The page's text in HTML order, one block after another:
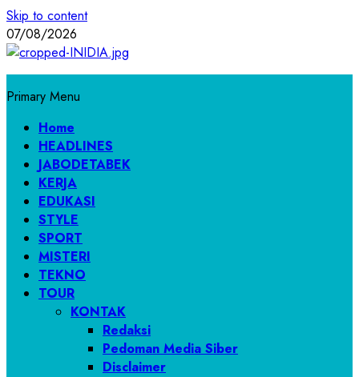
Skip to content
07/08/2026
Primary Menu
Home
HEADLINES
JABODETABEK
KERJA
EDUKASI
STYLE
SPORT
MISTERI
TEKNO
TOUR
KONTAK
Redaksi
Pedoman Media Siber
Disclaimer